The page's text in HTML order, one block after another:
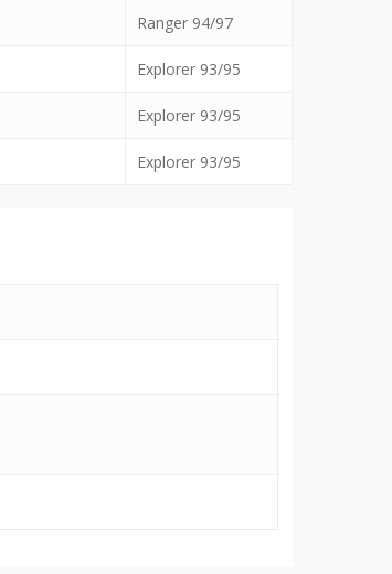
Ranger 94/97
Explorer 93/95
Explorer 93/95
Explorer 93/95